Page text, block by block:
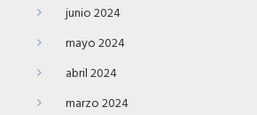
junio 2024
mayo 2024
abril 2024
marzo 2024